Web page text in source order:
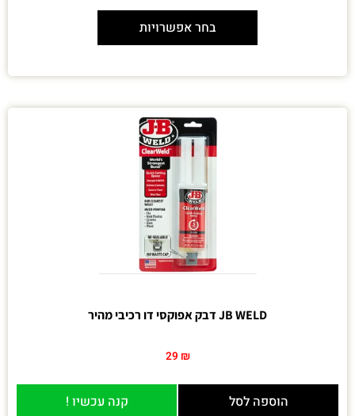
בחר אפשרויות
JB WELD דבק אפוקסי דו רכיבי מהיר
29 ₪
הוספה לסל קנה עכשיו !